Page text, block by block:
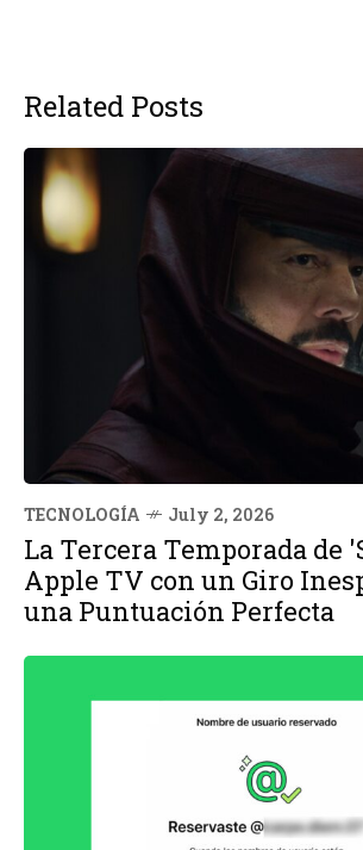
Related Posts
TECNOLOGÍA July 2, 2026
La Tercera Temporada de
Apple TV con un Giro
una Puntuación Perfecta